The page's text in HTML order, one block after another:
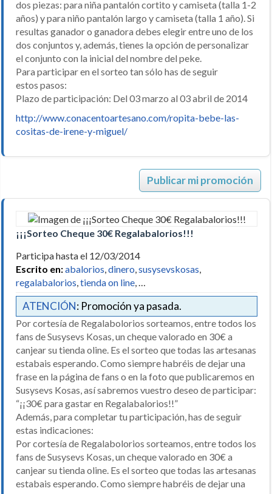
dos piezas: para niña pantalón cortito y camiseta (talla 1-2
años) y para niño pantalón largo y camiseta (talla 1 año). Si
resultas ganador o ganadora debes elegir entre uno de los
dos conjuntos y, además, tienes la opción de personalizar
el conjunto con la inicial del nombre del peke.
Para participar en el sorteo tan sólo has de seguir
estos pasos:
Plazo de participación: Del 03 marzo al 03 abril de 2014
http://www.conacentoartesano.com/ropita-bebe-las-
cositas-de-irene-y-miguel/
Publicar mi promoción
¡¡¡Sorteo Cheque 30€ Regalabalorios!!!
Participa hasta el 12/03/2014
Escrito en:abalorios,dinero,susysevskosas,
regalabalorios,tienda on line, …
ATENCIÓN: Promoción ya pasada.
Por cortesía de Regalabolorios sorteamos, entre todos los
fans de Susysevs Kosas, un cheque valorado en 30€ a
canjear su tienda oline. Es el sorteo que todas las artesanas
estabais esperando. Como siempre habréis de dejar una
frase en la página de fans o en la foto que publicaremos en
Susysevs Kosas, así sabremos vuestro deseo de participar:
“¡¡30€ para gastar en Regalabalorios!!”
Además, para completar tu participación, has de seguir
estas indicaciones:
Por cortesía de Regalabolorios sorteamos, entre todos los
fans de Susysevs Kosas, un cheque valorado en 30€ a
canjear su tienda oline. Es el sorteo que todas las artesanas
estabais esperando. Como siempre habréis de dejar una